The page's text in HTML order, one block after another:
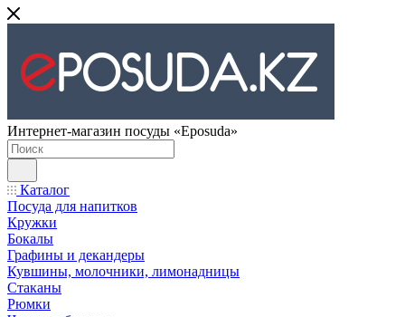
Интернет-магазин посуды «Eposuda»
Каталог
Посуда для напитков
Кружки
Бокалы
Графины и декандеры
Кувшины, молочники, лимонадницы
Стаканы
Рюмки